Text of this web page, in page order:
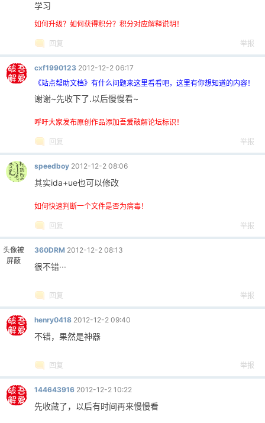
学习
如何升级？如何获得积分？积分对应解释说明！
回复 举报
cxf1990123 2012-12-2 06:17
《站点帮助文档》有什么问题来这里看看吧，这里有你想知道的内容！
谢谢~先收下了.以后慢慢看~
呼吁大家发布原创作品添加吾爱破解论坛标识！
回复 举报
speedboy 2012-12-2 08:06
其实ida+ue也可以修改
如何快速判断一个文件是否为病毒！
回复 举报
头像被
屏蔽
360DRM 2012-12-2 08:13
很不错···
回复 举报
henry0418 2012-12-2 09:40
不错，果然是神器
回复 举报
144643916 2012-12-2 10:22
先收藏了，以后有时间再来慢慢看